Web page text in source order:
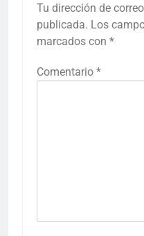
Tu dirección de
publicada. Los
marcados con *
Comentario *